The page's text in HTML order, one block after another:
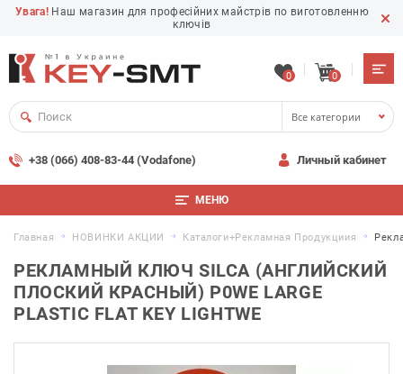
Увага! Наш магазин для професійних майстрів по виготовленню
ключів
0 0
Все категории
+38 (066) 408-83-44 (Vodafone) Личный кабинет
МЕНЮ
Главная НОВИНКИ АКЦИИ Каталоги+рекламная Продукциия
РЕКЛАМНЫЙ КЛЮЧ SILCA (АНГЛИЙСКИЙ
ПЛОСКИЙ КРАСНЫЙ) P0WE LARGE
PLASTIC FLAT KEY LIGHTWE